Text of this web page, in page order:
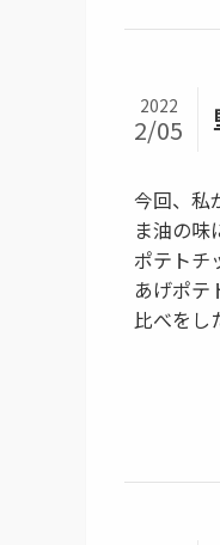
2022
2/05
今回、私
ま油の味
ポテトチ
あげポテ
比べをし